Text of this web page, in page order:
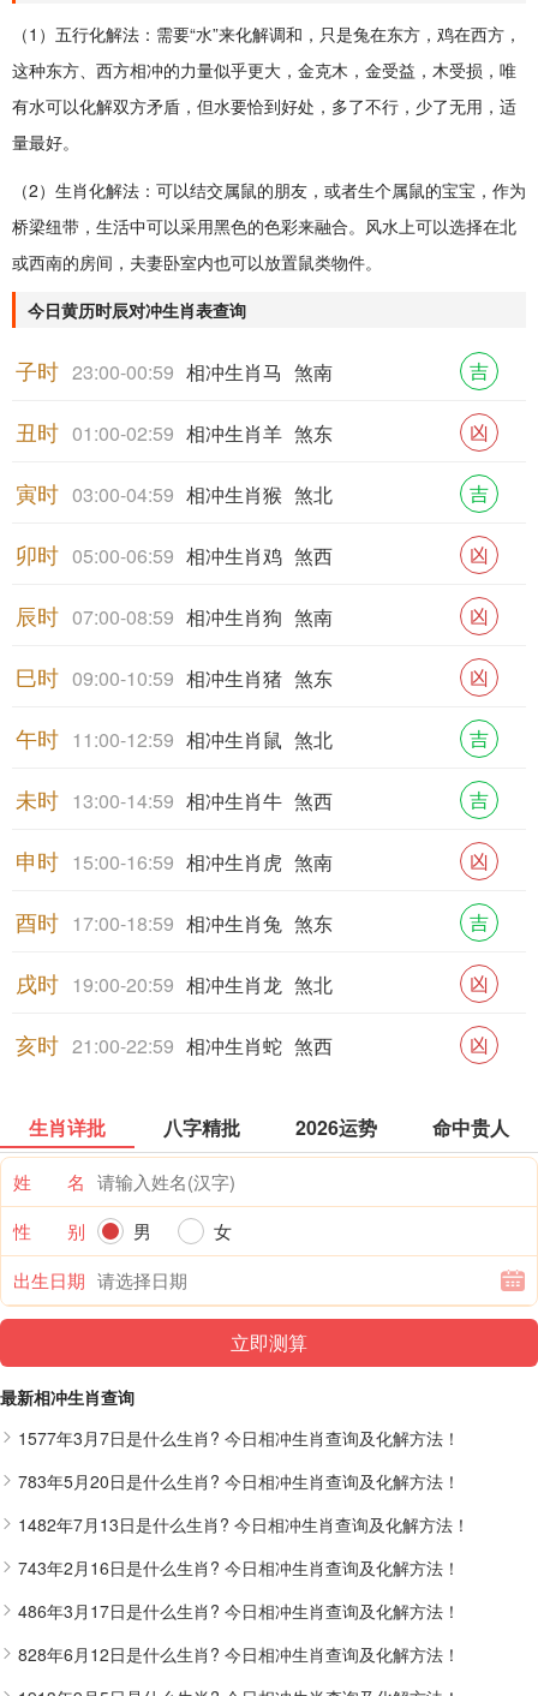
（1）五行化解法：需要“水”来化解调和，只是兔在东方，鸡在西方，
这种东方、西方相冲的力量似乎更大，金克木，金受益，木受损，唯
有水可以化解双方矛盾，但水要恰到好处，多了不行，少了无用，适
量最好。
（2）生肖化解法：可以结交属鼠的朋友，或者生个属鼠的宝宝，作为
桥梁纽带，生活中可以采用黑色的色彩来融合。风水上可以选择在北
或西南的房间，夫妻卧室内也可以放置鼠类物件。
今日黄历时辰对冲生肖表查询
子时 23:00-00:59 相冲生肖马 煞南 吉
丑时 01:00-02:59 相冲生肖羊 煞东 凶
寅时 03:00-04:59 相冲生肖猴 煞北 吉
卯时 05:00-06:59 相冲生肖鸡 煞西 凶
辰时 07:00-08:59 相冲生肖狗 煞南 凶
巳时 09:00-10:59 相冲生肖猪 煞东 凶
午时 11:00-12:59 相冲生肖鼠 煞北 吉
未时 13:00-14:59 相冲生肖牛 煞西 吉
申时 15:00-16:59 相冲生肖虎 煞南 凶
酉时 17:00-18:59 相冲生肖兔 煞东 吉
戌时 19:00-20:59 相冲生肖龙 煞北 凶
亥时 21:00-22:59 相冲生肖蛇 煞西 凶
生肖详批 八字精批 2026运势 命中贵人
姓 名
性 别
男
女
出生日期
最新相冲生肖查询
1577年3月7日是什么生肖? 今日相冲生肖查询及化解方法！
783年5月20日是什么生肖? 今日相冲生肖查询及化解方法！
1482年7月13日是什么生肖? 今日相冲生肖查询及化解方法！
743年2月16日是什么生肖? 今日相冲生肖查询及化解方法！
486年3月17日是什么生肖? 今日相冲生肖查询及化解方法！
828年6月12日是什么生肖? 今日相冲生肖查询及化解方法！